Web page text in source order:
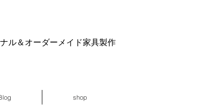
ル＆オーダーメイド家具製作
shop